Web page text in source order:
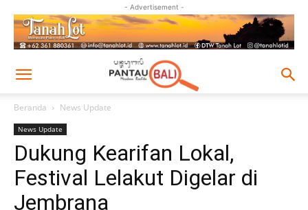
- Advertisement -
Beranda News Update
News Update
Dukung Kearifan Lokal,
Festival Lelakut Digelar di
Jembrana